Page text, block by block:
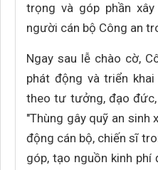
trọng và góp phần
người cán bộ Công an
Ngay sau lễ chào cờ,
phát động và triển
theo tư tưởng, đạo
"Thùng gây quỹ an sinh
động cán bộ, chiến sĩ
góp, tạo nguồn kinh